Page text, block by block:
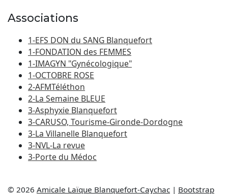
Associations
1-EFS DON du SANG Blanquefort
1-FONDATION des FEMMES
1-IMAGYN "Gynécologique"
1-OCTOBRE ROSE
2-AFMTéléthon
2-La Semaine BLEUE
3-Asphyxie Blanquefort
3-CARUSO, Tourisme-Gironde-Dordogne
3-La Villanelle Blanquefort
3-NVL-La revue
3-Porte du Médoc
© 2026 Amicale Laïque Blanquefort-Caychac | Bootstrap